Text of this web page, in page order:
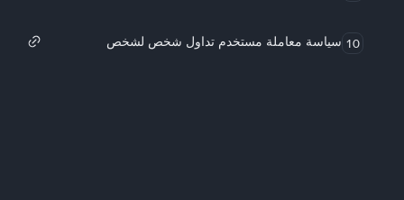
10 سياسة معاملة مستخدم تداول شخص لشخص